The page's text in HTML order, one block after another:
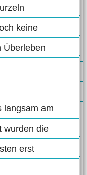
keine
Überleben
langsam am
wurden die
erst